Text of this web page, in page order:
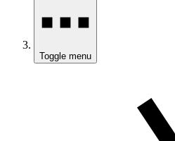
Toggle menu